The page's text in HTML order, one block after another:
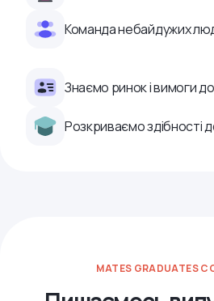
Команда небайдужих
Знаємо ринок і вимоги до
Розкриваємо здібності
MATES GRADUATES